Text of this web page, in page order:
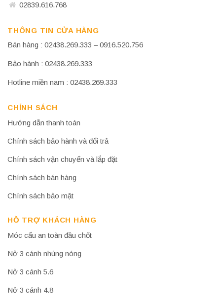
02839.616.768
THÔNG TIN CỬA HÀNG
Bán hàng : 02438.269.333 – 0916.520.756
Bảo hành : 02438.269.333
Hotline miền nam : 02438.269.333
CHÍNH SÁCH
Hướng dẫn thanh toán
Chính sách bảo hành và đổi trả
Chính sách vận chuyển và lắp đặt
Chính sách bán hàng
Chính sách bảo mật
HỖ TRỢ KHÁCH HÀNG
Móc cẩu an toàn đầu chốt
Nở 3 cánh nhúng nóng
Nở 3 cánh 5.6
Nở 3 cánh 4.8